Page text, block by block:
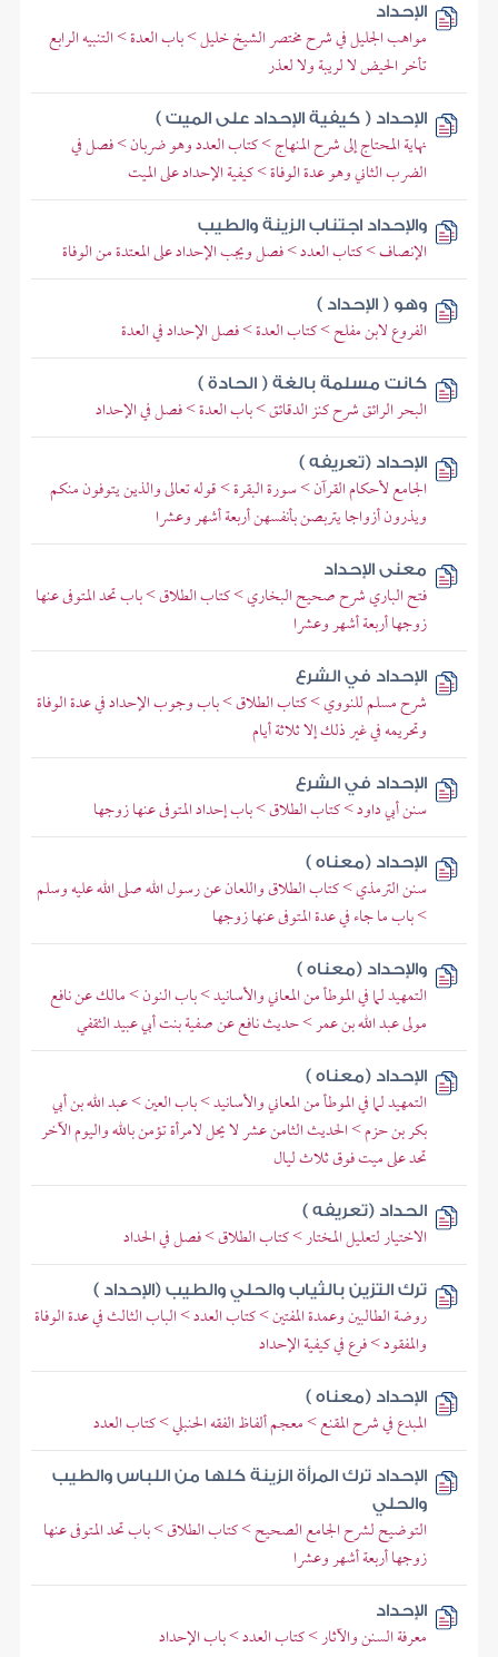
الإحداد
مواهب الجليل في شرح مختصر الشيخ خليل > باب العدة > التنبيه الرابع
تأخر الحيض لا لريبة ولا لعذر
الإحداد ( كيفية الإحداد على الميت )
نهاية المحتاج إلى شرح المنهاج > كتاب العدد وهو ضربان > فصل في
الضرب الثاني وهو عدة الوفاة > كيفية الإحداد على الميت
والإحداد اجتناب الزينة والطيب
الإنصاف > كتاب العدد > فصل ويجب الإحداد على المعتدة من الوفاة
وهو ( الإحداد )
الفروع لابن مفلح > كتاب العدة > فصل الإحداد في العدة
كانت مسلمة بالغة ( الحادة )
البحر الرائق شرح كنز الدقائق > باب العدة > فصل في الإحداد
الإحداد (تعريفه )
الجامع لأحكام القرآن > سورة البقرة > قوله تعالى والذين يتوفون منكم
ويذرون أزواجا يتربصن بأنفسهن أربعة أشهر وعشرا
معنى الإحداد
فتح الباري شرح صحيح البخاري > كتاب الطلاق > باب تحد المتوفى عنها
زوجها أربعة أشهر وعشرا
الإحداد في الشرع
شرح مسلم للنووي > كتاب الطلاق > باب وجوب الإحداد في عدة الوفاة
وتحريمه في غير ذلك إلا ثلاثة أيام
الإحداد في الشرع
سنن أبي داود > كتاب الطلاق > باب إحداد المتوفى عنها زوجها
الإحداد (معناه )
سنن الترمذي > كتاب الطلاق واللعان عن رسول الله صلى الله عليه وسلم
> باب ما جاء في عدة المتوفى عنها زوجها
والإحداد (معناه )
التمهيد لما في الموطأ من المعاني والأسانيد > باب النون > مالك عن نافع
مولى عبد الله بن عمر > حديث نافع عن صفية بنت أبي عبيد الثقفي
الإحداد (معناه )
التمهيد لما في الموطأ من المعاني والأسانيد > باب العين > عبد الله بن أبي
بكر بن حزم > الحديث الثامن عشر لا يحل لامرأة تؤمن بالله واليوم الآخر
تحد على ميت فوق ثلاث ليال
الحداد (تعريفه )
الاختيار لتعليل المختار > كتاب الطلاق > فصل في الحداد
ترك التزين بالثياب والحلي والطيب (الإحداد )
روضة الطالبين وعمدة المفتين > كتاب العدد > الباب الثالث في عدة الوفاة
والمفقود > فرع في كيفية الإحداد
الإحداد (معناه )
المبدع في شرح المقنع > معجم ألفاظ الفقه الحنبلي > كتاب العدد
الإحداد ترك المرأة الزينة كلها من اللباس والطيب
والحلي
التوضيح لشرح الجامع الصحيح > كتاب الطلاق > باب تحد المتوفى عنها
زوجها أربعة أشهر وعشرا
الإحداد
معرفة السنن والآثار > كتاب العدد > باب الإحداد